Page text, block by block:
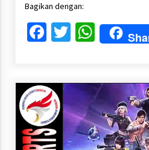
Bagikan dengan:
Facebook
Twitter